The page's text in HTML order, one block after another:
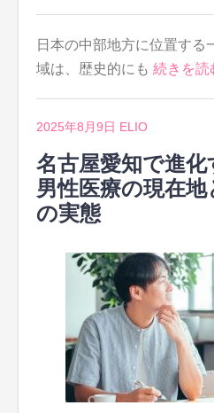
日本の中部地方に位置する
域は、歴史的にも 続きを
2025年8月9日 ELIO
名古屋愛知で進化
男性医療の現在
の実態